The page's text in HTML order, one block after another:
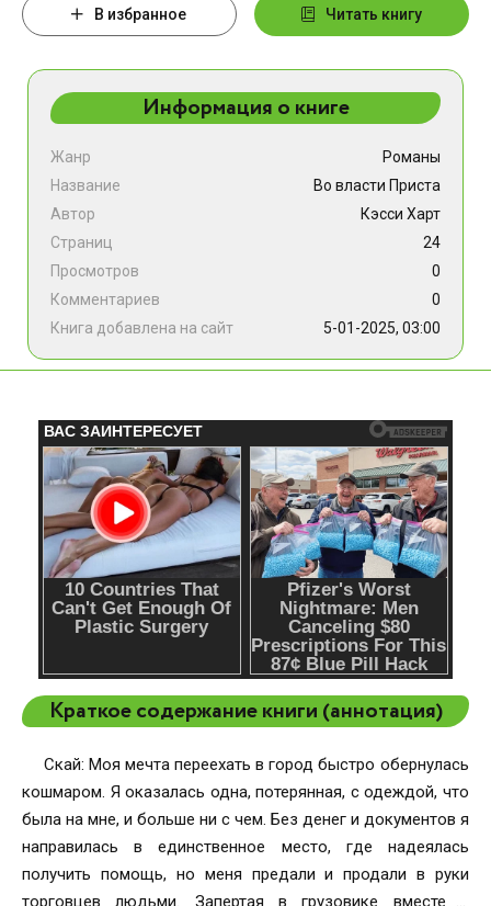
В избранное Читать книгу
Информация о книге
Жанр
Романы
Название
Во власти Приста
Автор
Кэсси Харт
Страниц
24
Просмотров
0
Комментариев
0
Книга добавлена на сайт
5-01-2025, 03:00
Краткое содержание книги (аннотация)
Скай: Моя мечта переехать в город быстро обернулась
кошмаром. Я оказалась одна, потерянная, с одеждой, что
была на мне, и больше ни с чем. Без денег и документов я
направилась в единственное место, где надеялась
получить помощь, но меня предали и продали в руки
торговцев людьми. Запертая в грузовике вместе с